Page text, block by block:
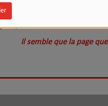
vous avez
Il semble que la page